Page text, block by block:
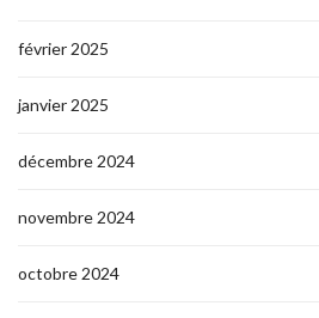
février 2025
janvier 2025
décembre 2024
novembre 2024
octobre 2024